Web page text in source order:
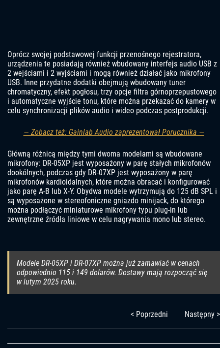
Oprócz swojej podstawowej funkcji przenośnego rejestratora,
urządzenia te posiadają również wbudowany interfejs audio USB z
2 wejściami i 2 wyjściami i mogą również działać jako mikrofony
USB. Inne przydatne dodatki obejmują wbudowany tuner
chromatyczny, efekt pogłosu, trzy opcje filtra górnoprzepustowego
i automatyczne wyjście tonu, które można przekazać do kamery w
celu synchronizacji plików audio i wideo podczas postprodukcji.
— Zobacz też: Gainlab Audio zaprezentował Porucznika —
Główną różnicą między tymi dwoma modelami są wbudowane
mikrofony: DR-05XP jest wyposażony w parę stałych mikrofonów
dookólnych, podczas gdy DR-07XP jest wyposażony w parę
mikrofonów kardioidalnych, które można obracać i konfigurować
jako parę A-B lub X-Y. Obydwa modele wytrzymują do 125 dB SPL i
są wyposażone w stereofoniczne gniazdo minijack, do którego
można podłączyć miniaturowe mikrofony typu plug-in lub
zewnętrzne źródła liniowe w celu nagrywania mono lub stereo.
Modele DR-05XP i DR-07XP można już zamawiać w cenach
odpowiednio 115 i 149 dolarów. Dostawy mają rozpocząć się
w lutym 2025 roku.
< Poprzedni Następny >